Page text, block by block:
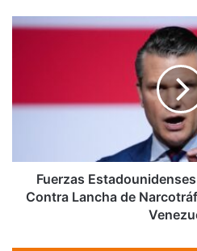
y
Fuerzas
Contra
Narcotráfico
Aguas
Fuerzas
Contra Lancha de